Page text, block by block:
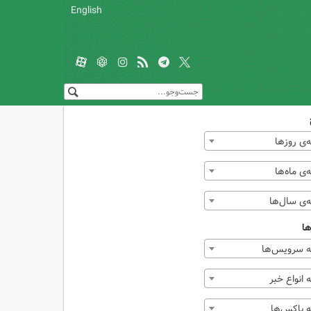
English
روزها
ماه‌ها
سال‌ها
سرویس‌ها
انواع خبر